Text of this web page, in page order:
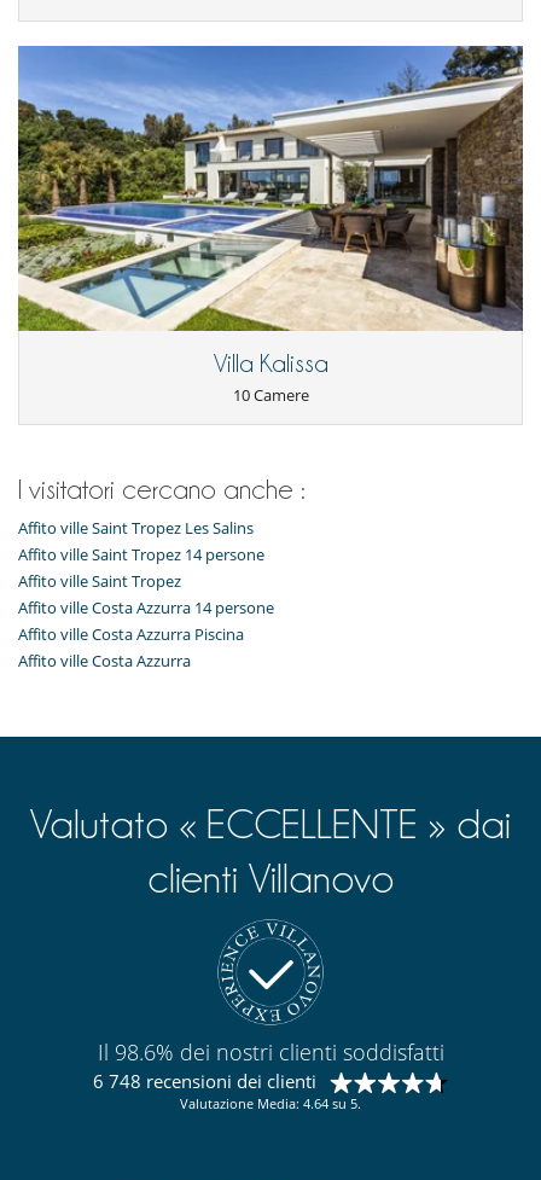
Parcheggio
Jacuzzi
Piscina calda esteriore
Zona di boccia
Villa Kalissa
10 Camere
I visitatori cercano anche :
Affito ville Saint Tropez Les Salins
Affito ville Saint Tropez 14 persone
Affito ville Saint Tropez
Affito ville Costa Azzurra 14 persone
Affito ville Costa Azzurra Piscina
Affito ville Costa Azzurra
Valutato « ECCELLENTE » dai
clienti Villanovo
Il 98.6% dei nostri clienti soddisfatti
6 748 recensioni dei clienti
Valutazione Media: 4.64 su 5.